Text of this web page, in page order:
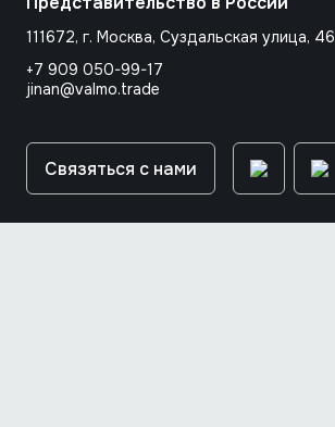
111672, г. Москва, Суздальская улица, 46
+7 909 050-99-17
jinan@valmo.trade
Связяться с нами